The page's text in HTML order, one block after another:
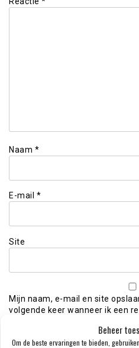
Beheer
Om de beste ervaringen te bieden,
Naam *
E-mail *
Site
Mijn naam, e-mail en site
volgende keer wanneer ik een